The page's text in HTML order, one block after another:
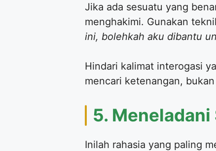
Jika ada sesuatu yang
menghakimi. Gunakan
ini, bolehkah aku dibantu
Hindari kalimat interogasi
mencari ketenangan,
5.
Inilah rahasia yang paling